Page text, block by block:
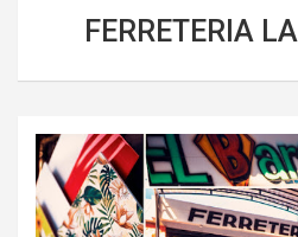
FERRETERIA